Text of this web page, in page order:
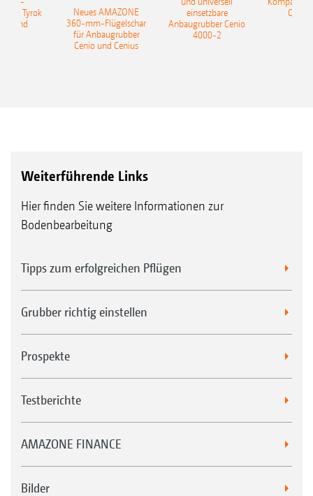
Tyrok
Neues AMAZONE
360-mm-Flügelschar
für Anbaugrubber
Cenio und Cenius
einsetzbare
Anbaugrubber Cenio
4000-2
Weiterführende Links
Hier finden Sie weitere Informationen zur
Bodenbearbeitung
Tipps zum erfolgreichen Pflügen
Grubber richtig einstellen
Prospekte
Testberichte
AMAZONE FINANCE
Bilder